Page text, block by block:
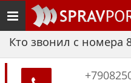
Toggle
navigation
Кто звонил с номера